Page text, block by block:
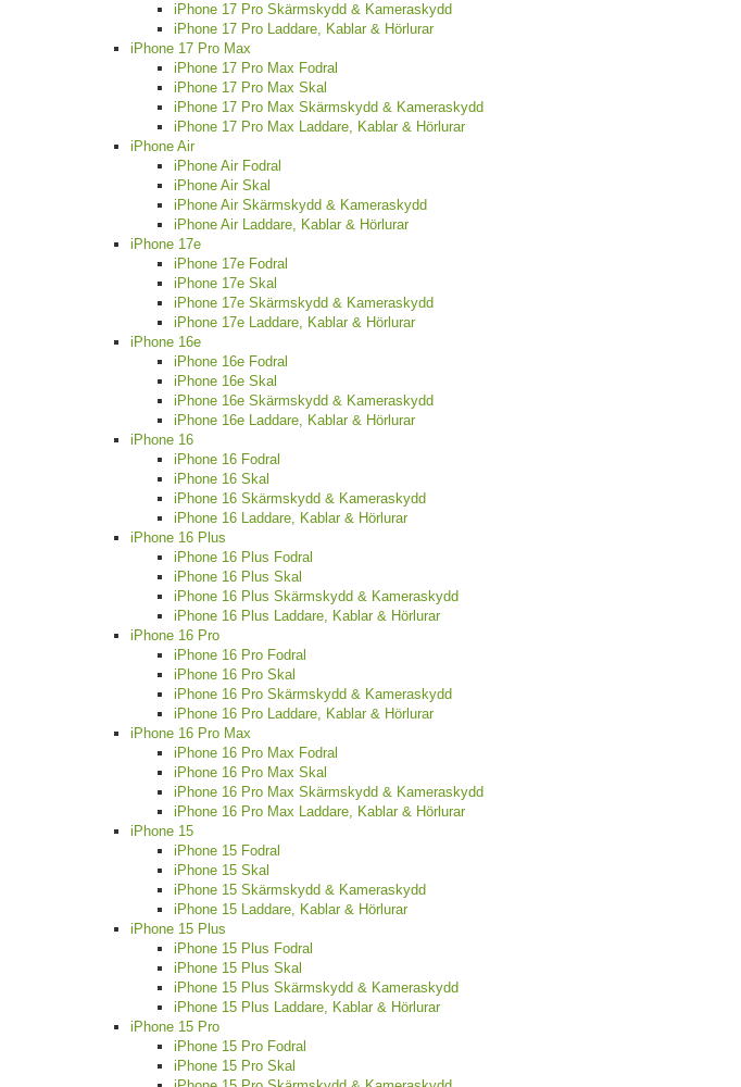
iPhone 17 Pro Skärmskydd & Kameraskydd
iPhone 17 Pro Laddare, Kablar & Hörlurar
iPhone 17 Pro Max
iPhone 17 Pro Max Fodral
iPhone 17 Pro Max Skal
iPhone 17 Pro Max Skärmskydd & Kameraskydd
iPhone 17 Pro Max Laddare, Kablar & Hörlurar
iPhone Air
iPhone Air Fodral
iPhone Air Skal
iPhone Air Skärmskydd & Kameraskydd
iPhone Air Laddare, Kablar & Hörlurar
iPhone 17e
iPhone 17e Fodral
iPhone 17e Skal
iPhone 17e Skärmskydd & Kameraskydd
iPhone 17e Laddare, Kablar & Hörlurar
iPhone 16e
iPhone 16e Fodral
iPhone 16e Skal
iPhone 16e Skärmskydd & Kameraskydd
iPhone 16e Laddare, Kablar & Hörlurar
iPhone 16
iPhone 16 Fodral
iPhone 16 Skal
iPhone 16 Skärmskydd & Kameraskydd
iPhone 16 Laddare, Kablar & Hörlurar
iPhone 16 Plus
iPhone 16 Plus Fodral
iPhone 16 Plus Skal
iPhone 16 Plus Skärmskydd & Kameraskydd
iPhone 16 Plus Laddare, Kablar & Hörlurar
iPhone 16 Pro
iPhone 16 Pro Fodral
iPhone 16 Pro Skal
iPhone 16 Pro Skärmskydd & Kameraskydd
iPhone 16 Pro Laddare, Kablar & Hörlurar
iPhone 16 Pro Max
iPhone 16 Pro Max Fodral
iPhone 16 Pro Max Skal
iPhone 16 Pro Max Skärmskydd & Kameraskydd
iPhone 16 Pro Max Laddare, Kablar & Hörlurar
iPhone 15
iPhone 15 Fodral
iPhone 15 Skal
iPhone 15 Skärmskydd & Kameraskydd
iPhone 15 Laddare, Kablar & Hörlurar
iPhone 15 Plus
iPhone 15 Plus Fodral
iPhone 15 Plus Skal
iPhone 15 Plus Skärmskydd & Kameraskydd
iPhone 15 Plus Laddare, Kablar & Hörlurar
iPhone 15 Pro
iPhone 15 Pro Fodral
iPhone 15 Pro Skal